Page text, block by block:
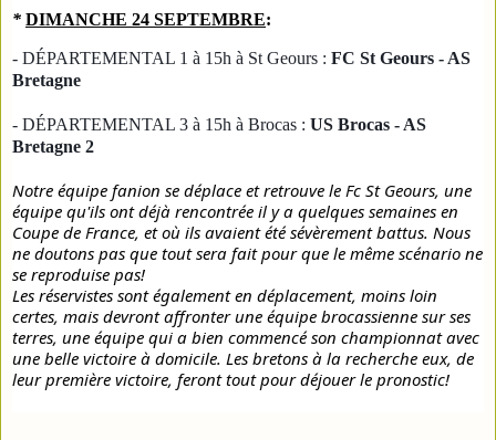
* DIMANCHE 24 SEPTEMBRE:
- DÉPARTEMENTAL 1 à 15h à St Geours : FC St Geours - AS
Bretagne
- DÉPARTEMENTAL 3 à 15h à Brocas : US Brocas - AS
Bretagne 2
Notre équipe fanion se déplace et retrouve le Fc St Geours, une
équipe qu'ils ont déjà rencontrée il y a quelques semaines en
Coupe de France, et où ils avaient été sévèrement battus. Nous
ne doutons pas que tout sera fait pour que le même scénario ne
se reproduise pas!
Les réservistes sont également en déplacement, moins loin
certes, mais devront affronter une équipe brocassienne sur ses
terres, une équipe qui a bien commencé son championnat avec
une belle victoire à domicile. Les bretons à la recherche eux, de
leur première victoire, feront tout pour déjouer le pronostic!